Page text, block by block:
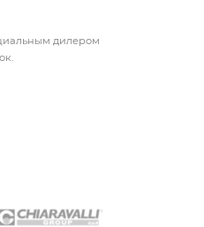
дилером